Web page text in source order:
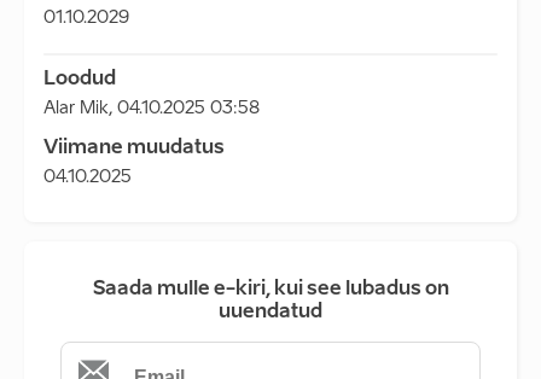
01.10.2029
Loodud
Alar Mik, 04.10.2025 03:58
Viimane muudatus
04.10.2025
Saada mulle e-kiri, kui see lubadus on
uuendatud